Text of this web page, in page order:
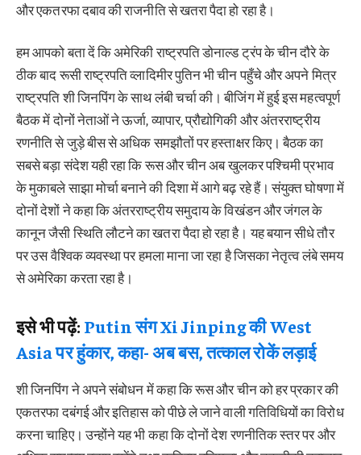
और एकतरफा दबाव की राजनीति से खतरा पैदा हो रहा है।
हम आपको बता दें कि अमेरिकी राष्ट्रपति डोनाल्ड ट्रंप के चीन दौरे के
ठीक बाद रूसी राष्ट्रपति व्लादिमीर पुतिन भी चीन पहुँचे और अपने मित्र
राष्ट्रपति शी जिनपिंग के साथ लंबी चर्चा की। बीजिंग में हुई इस महत्वपूर्ण
बैठक में दोनों नेताओं ने ऊर्जा, व्यापार, प्रौद्योगिकी और अंतरराष्ट्रीय
रणनीति से जुड़े बीस से अधिक समझौतों पर हस्ताक्षर किए। बैठक का
सबसे बड़ा संदेश यही रहा कि रूस और चीन अब खुलकर पश्चिमी प्रभाव
के मुकाबले साझा मोर्चा बनाने की दिशा में आगे बढ़ रहे हैं। संयुक्त घोषणा में
दोनों देशों ने कहा कि अंतरराष्ट्रीय समुदाय के विखंडन और जंगल के
कानून जैसी स्थिति लौटने का खतरा पैदा हो रहा है। यह बयान सीधे तौर
पर उस वैश्विक व्यवस्था पर हमला माना जा रहा है जिसका नेतृत्व लंबे समय
से अमेरिका करता रहा है।
इसे भी पढ़ें: Putin संग Xi Jinping की West
Asia पर हुंकार, कहा- अब बस, तत्काल रोकें लड़ाई
शी जिनपिंग ने अपने संबोधन में कहा कि रूस और चीन को हर प्रकार की
एकतरफा दबंगई और इतिहास को पीछे ले जाने वाली गतिविधियों का विरोध
करना चाहिए। उन्होंने यह भी कहा कि दोनों देश रणनीतिक स्तर पर और